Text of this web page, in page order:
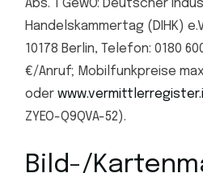
Abs. 1 GewO: Deutscher
Handelskammertag (DIHK)
10178 Berlin, Telefon: 0180
€/Anruf; Mobilfunkpreise
oder
ZYEO-Q9QVA-52).
Bild-/